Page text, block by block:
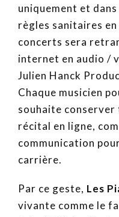
uniquement et
règles sanitaires en
concerts sera
internet en audio /
Julien Hanck
Chaque musicien
souhaite
récital en ligne,
communication
carrière.
Par ce geste, Les
vivante comme le